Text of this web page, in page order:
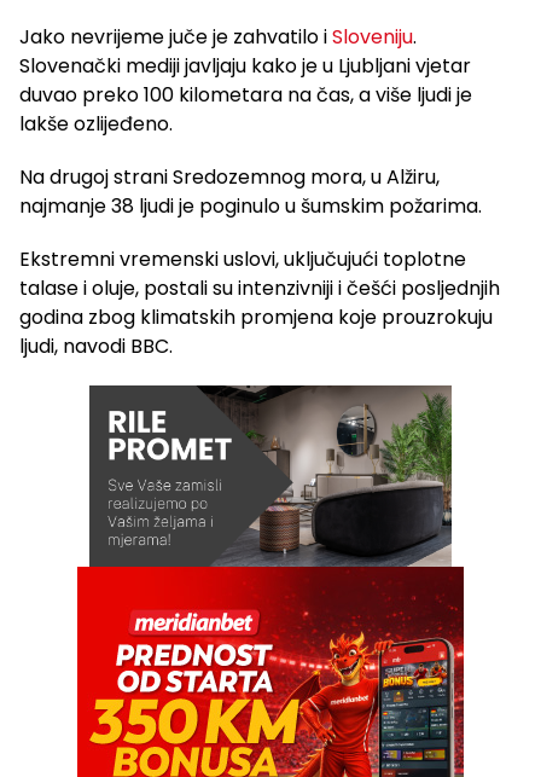
Jako nevrijeme juče je zahvatilo iSloveniju.
Slovenački mediji javljaju kako je u Ljubljani vjetar
duvao preko 100 kilometara na čas, a više ljudi je
lakše ozlijeđeno.
Na drugoj strani Sredozemnog mora, u Alžiru,
najmanje 38 ljudi je poginulo u šumskim požarima.
Ekstremni vremenski uslovi, uključujući toplotne
talase i oluje, postali su intenzivniji i češći posljednjih
godina zbog klimatskih promjena koje prouzrokuju
ljudi, navodi BBC.